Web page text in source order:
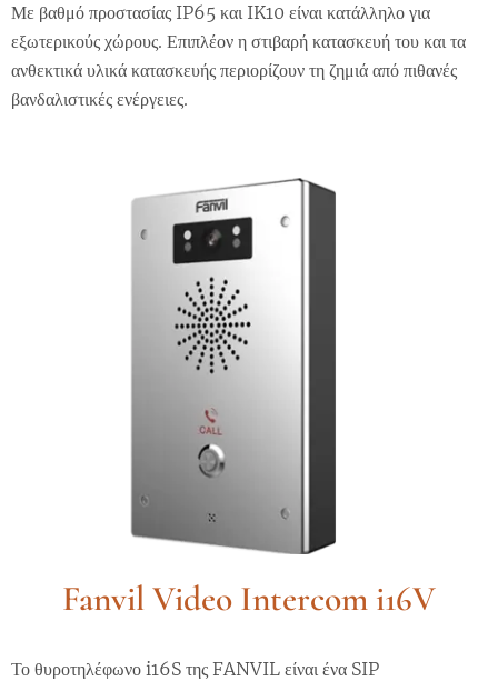
Με βαθμό προστασίας IP65 και IK10 είναι κατάλληλο για
εξωτερικούς χώρους. Επιπλέον η στιβαρή κατασκευή του και τα
ανθεκτικά υλικά κατασκευής περιορίζουν τη ζημιά από πιθανές
βανδαλιστικές ενέργειες.
Fanvil Video Intercom i16V
Το θυροτηλέφωνο i16S της FANVIL είναι ένα SIP